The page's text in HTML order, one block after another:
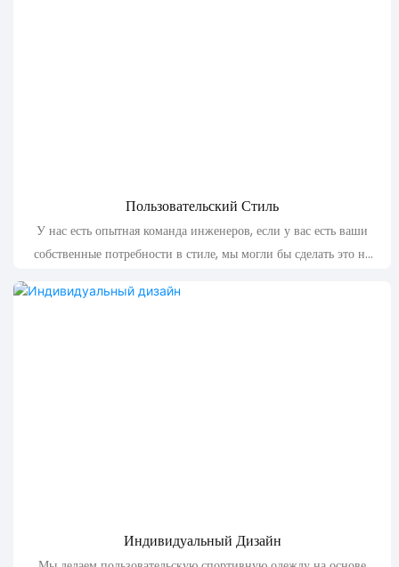
Пользовательский Стиль
У нас есть опытная команда инженеров, если у вас есть ваши
собственные потребности в стиле, мы могли бы сделать это на
Индивидуальный Дизайн